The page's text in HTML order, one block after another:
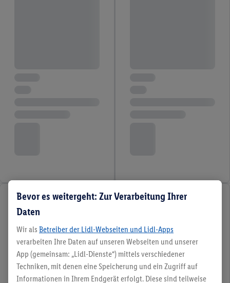
Bevor es weitergeht: Zur Verarbeitung Ihrer
Daten
Wir als Betreiber der Lidl-Webseiten und Lidl-Apps
verarbeiten Ihre Daten auf unseren Webseiten und unserer
App (gemeinsam: „Lidl-Dienste“) mittels verschiedener
Techniken, mit denen eine Speicherung und ein Zugriff auf
Informationen in Ihrem Endgerät erfolgt. Diese sind teilweise